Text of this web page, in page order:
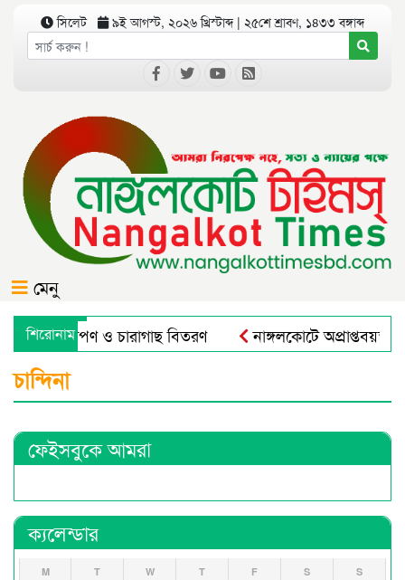
সিলেট ৯ই আগস্ট, ২০২৬ খ্রিস্টাব্দ | ২৫শে শ্রাবণ, ১৪৩৩ বঙ্গাব্দ
মেনু
শিরোনাম
বৃক্ষরোপণ ও চারাগাছ বিতরণ
নাঙ্গলকোটে অপ্রাপ্তবয়স্ক
এন্ড রুরাল ট্রান্সফরমেশন ফর নিউট্রিশন, এন্টারপ্রেনরশিপ
চান্দিনা
ফেইসবুকে আমরা
ক্যলেন্ডার
M T W T F S S